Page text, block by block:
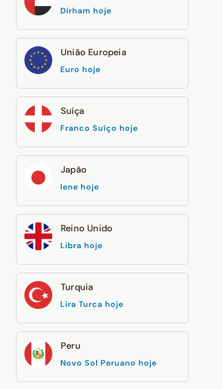
Dirham hoje
União Europeia
Euro hoje
Suíça
Franco Suíço hoje
Japão
Iene hoje
Reino Unido
Libra hoje
Turquia
Lira Turca hoje
Peru
Novo Sol Peruano hoje